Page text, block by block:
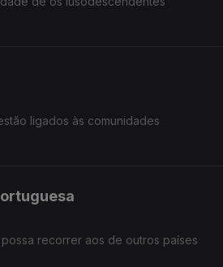
ligados às comunidades
recorrer aos de outros países